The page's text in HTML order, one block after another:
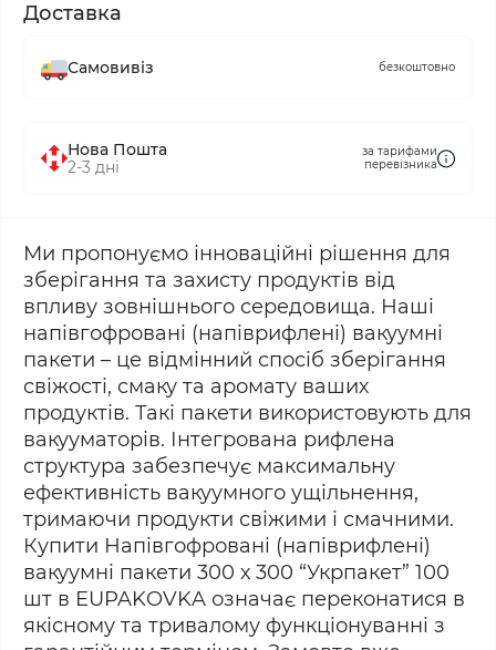
Доставка
Самовивіз безкоштовно
Нова Пошта
2-3 дні
за тарифами
перевізника
Ми пропонуємо інноваційні рішення для
зберігання та захисту продуктів від
впливу зовнішнього середовища. Наші
напівгофровані (напіврифлені) вакуумні
пакети – це відмінний спосіб зберігання
свіжості, смаку та аромату ваших
продуктів. Такі пакети використовують для
вакууматорів. Інтегрована рифлена
структура забезпечує максимальну
ефективність вакуумного ущільнення,
тримаючи продукти свіжими і смачними.
Купити Напівгофровані (напіврифлені)
вакуумні пакети 300 х 300 “Укрпакет” 100
шт в EUPAKOVKA означає переконатися в
якісному та тривалому функціонуванні з